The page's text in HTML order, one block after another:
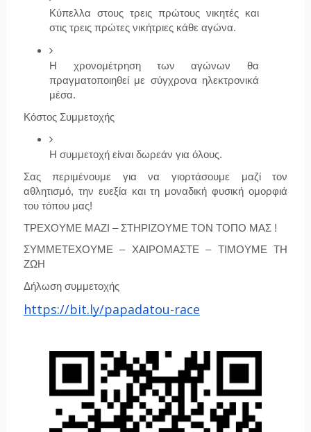
Κύπελλα στους τρεις πρώτους νικητές και
στις τρεις πρώτες νικήτριες κάθε αγώνα.
Η χρονομέτρηση των αγώνων θα
πραγματοποιηθεί με σύγχρονα ηλεκτρονικά
μέσα.
Κόστος Συμμετοχής
Η συμμετοχή είναι δωρεάν για όλους.
Σας περιμένουμε για να γιορτάσουμε μαζί τον
αθλητισμό, την ευεξία και τη μοναδική φυσική ομορφιά
του τόπου μας!
ΤΡΕΧΟΥΜΕ ΜΑΖΙ – ΣΤΗΡΙΖΟΥΜΕ ΤΟΝ ΤΟΠΟ ΜΑΣ !
ΣΥΜΜΕΤΕΧΟΥΜΕ – ΧΑΙΡΟΜΑΣΤΕ – ΤΙΜΟΥΜΕ ΤΗ
ΖΩΗ
Δήλωση συμμετοχής
https://bit.ly/papadatou-race